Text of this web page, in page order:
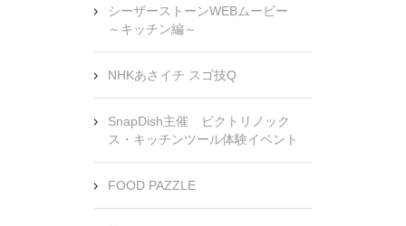
シーザーストーンWEBムービー
～キッチン編～
NHKあさイチ スゴ技Q
SnapDish主催 ビクトリノック
ス・キッチンツール体験イベント
FOOD PAZZLE